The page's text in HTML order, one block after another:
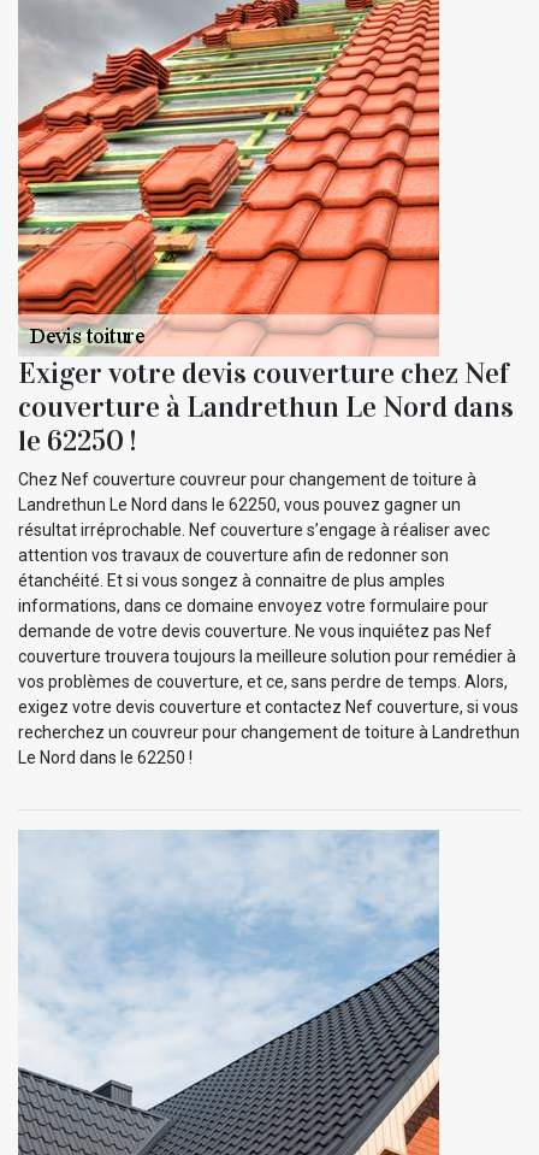
Exiger votre devis couverture chez Nef
couverture à Landrethun Le Nord dans
le 62250 !
Chez Nef couverture couvreur pour changement de toiture à
Landrethun Le Nord dans le 62250, vous pouvez gagner un
résultat irréprochable. Nef couverture s’engage à réaliser avec
attention vos travaux de couverture afin de redonner son
étanchéité. Et si vous songez à connaitre de plus amples
informations, dans ce domaine envoyez votre formulaire pour
demande de votre devis couverture. Ne vous inquiétez pas Nef
couverture trouvera toujours la meilleure solution pour remédier à
vos problèmes de couverture, et ce, sans perdre de temps. Alors,
exigez votre devis couverture et contactez Nef couverture, si vous
recherchez un couvreur pour changement de toiture à Landrethun
Le Nord dans le 62250 !